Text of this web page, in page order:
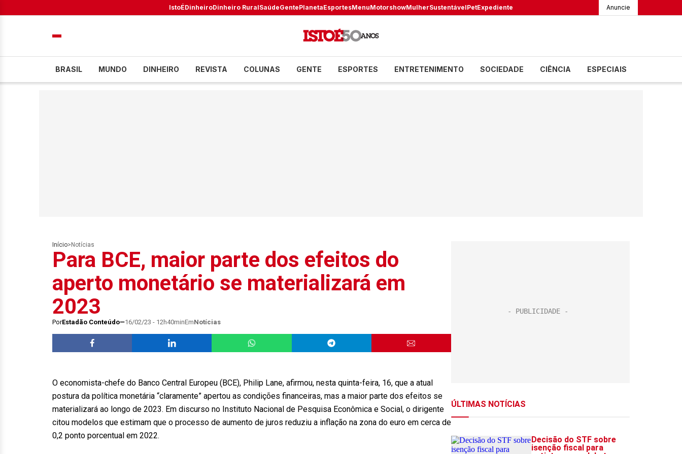
IstoÉDinheiroDinheiro RuralSaúdeGentePlanetaEsportesMenuMotorshowMulherSustentávelPetExpediente Anuncie
BRASIL MUNDO DINHEIRO REVISTA COLUNAS GENTE ESPORTES ENTRETENIMENTO SOCIEDADE CIÊNCIA ESPECIAIS
Início> Notícias
Para BCE, maior parte dos efeitos do
aperto monetário se materializará em
2023
PorEstadão Conteúdo 16/02/23 - 12h40minEmNotícias
O economista-chefe do Banco Central Europeu (BCE), Philip Lane, afirmou, nesta quinta-feira, 16, que a atual
postura da política monetária “claramente” apertou as condições financeiras, mas a maior parte dos efeitos se
materializará ao longo de 2023. Em discurso no Instituto Nacional de Pesquisa Econômica e Social, o dirigente
citou modelos que estimam que o processo de aumento de juros reduziu a inflação na zona do euro em cerca de
0,2 ponto porcentual em 2022.